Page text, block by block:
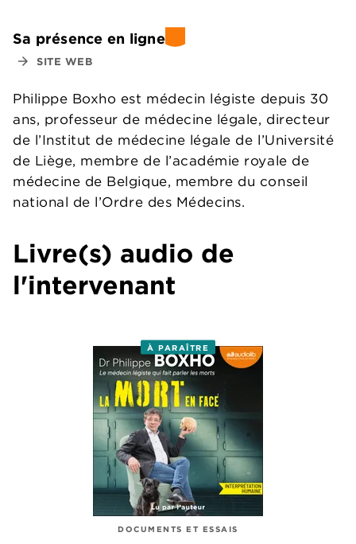
Philippe Boxho est médecin légiste depuis 30
ans, professeur de médecine légale, directeur
de l’Institut de médecine légale de l’Université
de Liège, membre de l’académie royale de
médecine de Belgique, membre du conseil
national de l’Ordre des Médecins.
Sa présence en ligne
arrow_forward SITE WEB
Livre(s) audio de
l'intervenant
À PARAÎTRE
DOCUMENTS ET ESSAIS